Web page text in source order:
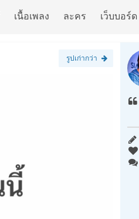
เนื้อเพลง ละคร เว็บบอร์ด
รูปเก่ากว่า